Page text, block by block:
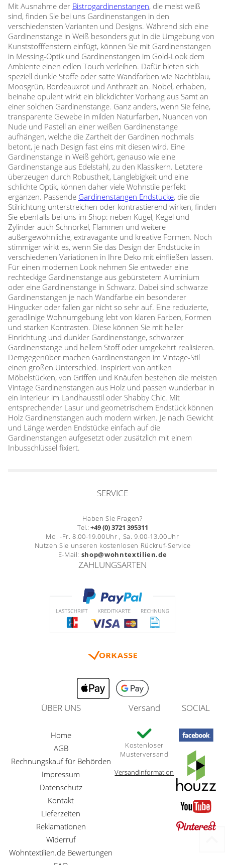
Mit Ausnahme der Bistrogardinenstangen, die meist weiß
sind, finden Sie bei uns Gardinenstangen in den
verschiedensten Varianten und Designs. Während sich eine
Gardinenstange in Weiß besonders gut in die Umgebung von
Kunststofffenstern einfügt, können Sie mit Gardinenstangen
in Messing-Optik und Gardinenstangen im Gold-Look dem
Ambiente einen edlen Touch verleihen. Dafür bieten sich
speziell dunkle Stoffe oder satte Wandfarben wie Nachtblau,
Moosgrün, Bordeauxrot und Anthrazit an. Nobel, erhaben,
beinahe opulent wirkt ein blickdichter Vorhang aus Samt an
einer solchen Gardinenstange. Ganz anders, wenn Sie feine,
transparente Gewebe in milden Naturfarben, Nuancen von
Nude und Pastell an einer weißen Gardinenstange
aufhängen, welche die Zartheit der Gardinen nochmals
betont, je nach Design fast eins mit diesen wird. Eine
Gardinenstange in Weiß gehört, genauso wie eine
Gardinenstange aus Edelstahl, zu den Klassikern. Letztere
überzeugen durch Robustheit, Langlebigkeit und eine
schlichte Optik, können daher viele Wohnstile perfekt
ergänzen. Passende Gardinenstangen Endstücke, die die
Stilrichtung unterstreichen oder kontrastierend wirken, finden
Sie ebenfalls bei uns im Shop: neben Kugel, Kegel und
Zylinder auch Schnörkel, Flammen und weitere
außergewöhnliche, extravagante und kreative Formen. Noch
stimmiger wirkt es, wenn Sie das Design der Endstücke in
verschiedenen Variationen in Ihre Deko mit einfließen lassen.
Für einen modernen Look nehmen Sie entweder eine
rechteckige Gardinenstange aus gebürstetem Aluminium
oder eine Gardinenstange in Schwarz. Dabei sind schwarze
Gardinenstangen je nach Wandfarbe ein besonderer
Hingucker oder fallen gar nicht so sehr auf. Eine reduzierte,
geradlinige Wohnumgebung lebt von klaren Farben, Formen
und starken Kontrasten. Diese können Sie mit heller
Einrichtung und dunkler Gardinenstange, schwarzer
Gardinenstange und hellem Stoff oder umgekehrt realisieren.
Demgegenüber machen Gardinenstangen im Vintage-Stil
einen großen Unterschied. Inspiriert von antiken
Möbelstücken, von Griffen und Knäufen bestehen die meisten
Vintage Gardinenstangen aus Holz und passen wunderbar in
ein Interieur im Landhausstil oder Shabby Chic. Mit
entsprechender Lasur und geometrischem Endstück können
Holz Gardinenstangen auch modern wirken. Je nach Gewicht
und Länge werden Endstücke einfach auf die
Gardinenstangen aufgesetzt oder zusätzlich mit einem
Inbusschlüssel fixiert.
SERVICE
Haben Sie Fragen?
Tel.: +49 (0) 3721 395311
Mo. -Fr. 8.00-19.00Uhr , Sa. 9.00-13.00Uhr
Nutzen Sie unseren kostenlosen Rückruf-Service
E-Mail: shop@wohntextilien.de
ZAHLUNGSARTEN
ÜBER UNS
Home
AGB
Rechnungskauf für Behörden
Impressum
Datenschutz
Kontakt
Lieferzeiten
Reklamationen
Widerruf
Wohntextilien.de Bewertungen
Versand
Kostenloser
Musterversand
Versandinformation
SOCIAL